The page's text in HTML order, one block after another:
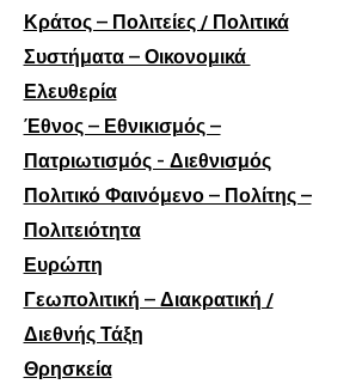
Κράτος – Πολιτείες / Πολιτικά
Συστήματα – Οικονομικά
Ελευθερία
Έθνος – Εθνικισμός –
Πατριωτισμός - Διεθνισμός
Πολιτικό Φαινόμενο – Πολίτης –
Πολιτειότητα
Ευρώπη
Γεωπολιτική – Διακρατική /
Διεθνής Τάξη
Θρησκεία